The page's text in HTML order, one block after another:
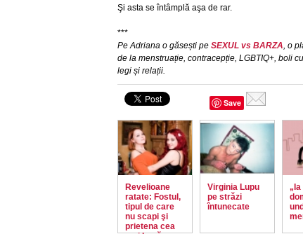
Şi asta se întâmplă aşa de rar.
***
Pe Adriana o găsești pe SEXUL vs BARZA, o
de la menstruație, contracepție, LGBTIQ+, boli
legi și relații.
Save
Revelioane
ratate: Fostul,
tipul de care
nu scapi şi
prietena cea
Virginia Lupu
pe străzi
întunecate